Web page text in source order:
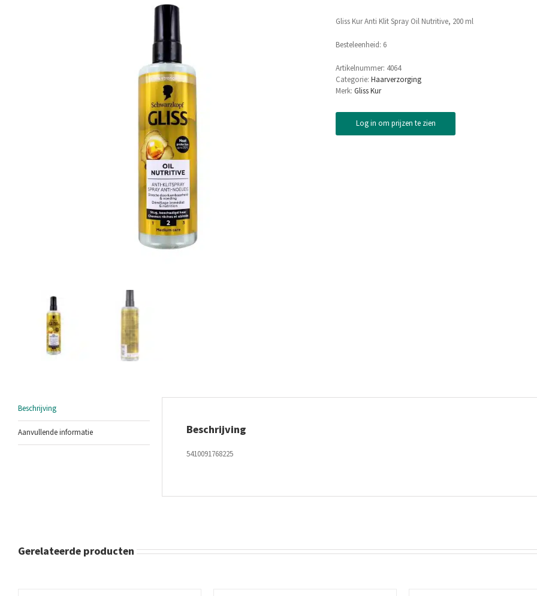
Gliss Kur Anti Klit Spray Oil Nutritive, 200 ml
Besteleenheid: 6
Artikelnummer: 4064
Categorie: Haarverzorging
Merk: Gliss Kur
Log in om prijzen te zien
Beschrijving
Aanvullende informatie Beschrijving
5410091768225
Gerelateerde producten